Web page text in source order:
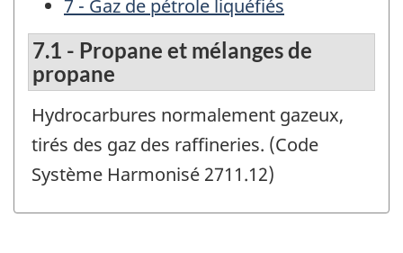
7 - Gaz de pétrole liquéfiés
7.1 - Propane et mélanges de
propane
Hydrocarbures normalement gazeux,
tirés des gaz des raffineries. (Code
Système Harmonisé 2711.12)